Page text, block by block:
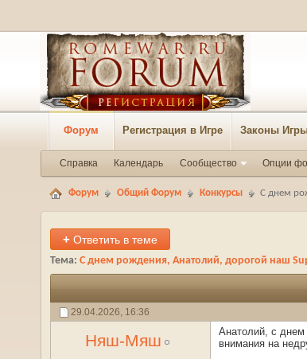
Форум Регистрация в Игре Законы
Справка Календарь Сообщество Опции
Форум Общий Форум Конкурсы С днем
+ Ответить в теме
Тема: С днем рождения, Анатолий, дорогой наш
29.04.2026, 16:36
Няш-Мяш
Анатолий, с днем
внимания на